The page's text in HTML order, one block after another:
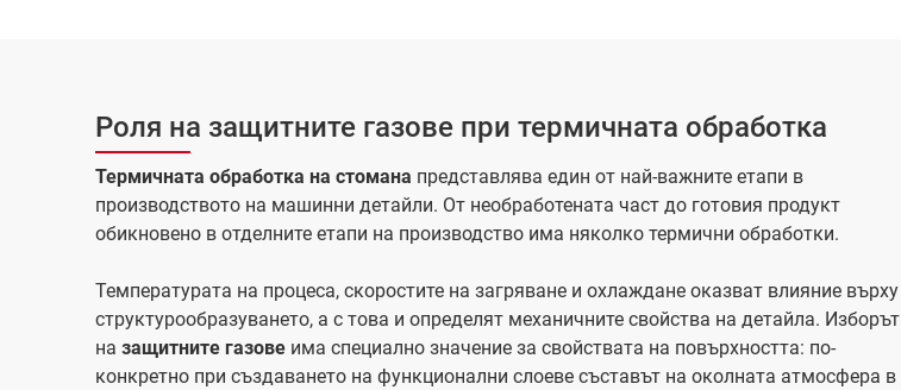
Роля на защитните газове при термичната обработка
Термичната обработка на стомана представлява един от най-важните етапи в
производството на машинни детайли. От необработената част до готовия продукт
обикновено в отделните етапи на производство има няколко термични обработки.
Температурата на процеса, скоростите на загряване и охлаждане оказват влияние върху
структурообразуването, а с това и определят механичните свойства на детайла. Изборът
на защитните газове има специално значение за свойствата на повърхността: по-
конкретно при създаването на функционални слоеве съставът на околната атмосфера в